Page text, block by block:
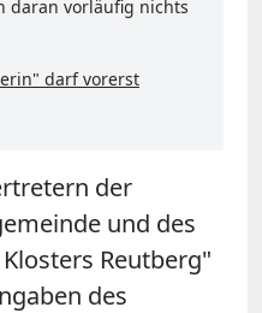
daran vorläufig nichts
darf vorerst
der
und des
Reutberg"
des